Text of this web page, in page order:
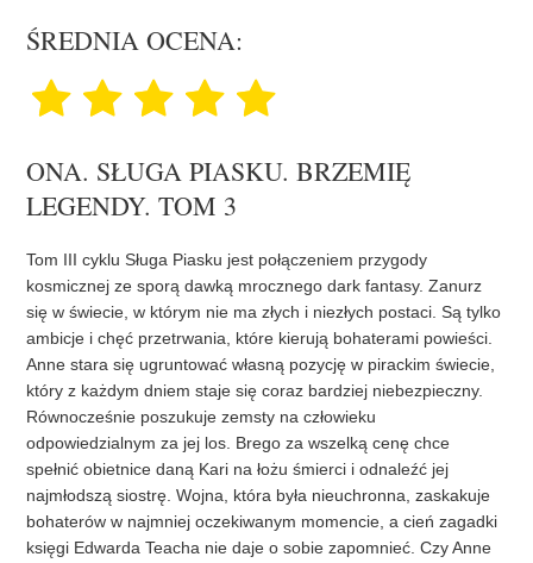
ŚREDNIA OCENA:
ONA. SŁUGA PIASKU. BRZEMIĘ
LEGENDY. TOM 3
Tom III cyklu Sługa Piasku jest połączeniem przygody
kosmicznej ze sporą dawką mrocznego dark fantasy. Zanurz
się w świecie, w którym nie ma złych i niezłych postaci. Są tylko
ambicje i chęć przetrwania, które kierują bohaterami powieści.
Anne stara się ugruntować własną pozycję w pirackim świecie,
który z każdym dniem staje się coraz bardziej niebezpieczny.
Równocześnie poszukuje zemsty na człowieku
odpowiedzialnym za jej los. Brego za wszelką cenę chce
spełnić obietnice daną Kari na łożu śmierci i odnaleźć jej
najmłodszą siostrę. Wojna, która była nieuchronna, zaskakuje
bohaterów w najmniej oczekiwanym momencie, a cień zagadki
księgi Edwarda Teacha nie daje o sobie zapomnieć. Czy Anne